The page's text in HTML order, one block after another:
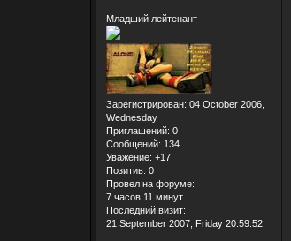
Младший лейтенант
Зарегистрирован: 04 October 2006,
Wednesday
Приглашений: 0
Сообщений: 134
Уважение: +17
Позитив: 0
Провел на форуме:
7 часов 11 минут
Последний визит:
21 September 2007, Friday 20:59:52